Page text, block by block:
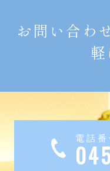
お問い合わ
電話番